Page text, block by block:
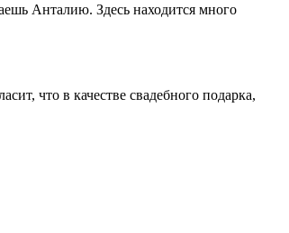
Анталию. Здесь находится много
что в качестве свадебного подарка,